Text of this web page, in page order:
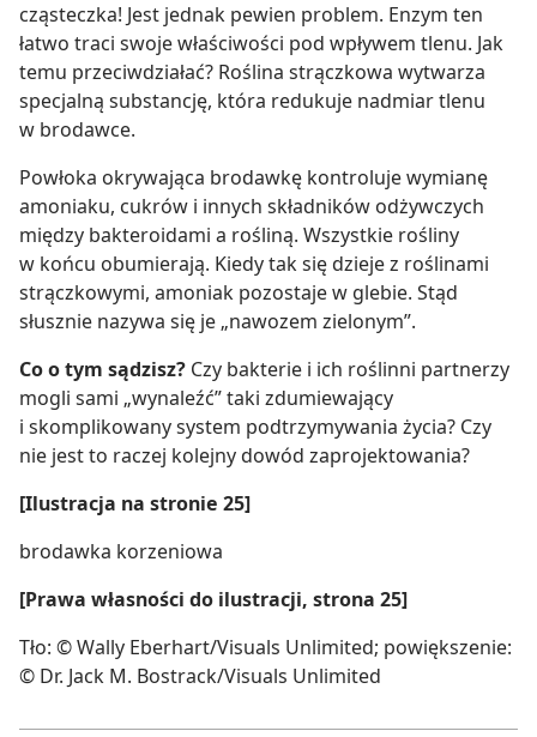
cząsteczka! Jest jednak pewien problem. Enzym ten
łatwo traci swoje właściwości pod wpływem tlenu. Jak
temu przeciwdziałać? Roślina strączkowa wytwarza
specjalną substancję, która redukuje nadmiar tlenu
w brodawce.
Powłoka okrywająca brodawkę kontroluje wymianę
amoniaku, cukrów i innych składników odżywczych
między bakteroidami a rośliną. Wszystkie rośliny
w końcu obumierają. Kiedy tak się dzieje z roślinami
strączkowymi, amoniak pozostaje w glebie. Stąd
słusznie nazywa się je „nawozem zielonym”.
Co o tym sądzisz? Czy bakterie i ich roślinni partnerzy
mogli sami „wynaleźć” taki zdumiewający
i skomplikowany system podtrzymywania życia? Czy
nie jest to raczej kolejny dowód zaprojektowania?
[Ilustracja na stronie 25]
brodawka korzeniowa
[Prawa własności do ilustracji, strona 25]
Tło: © Wally Eberhart/​Visuals Unlimited; powiększenie:
© Dr. Jack M. Bostrack/​Visuals Unlimited